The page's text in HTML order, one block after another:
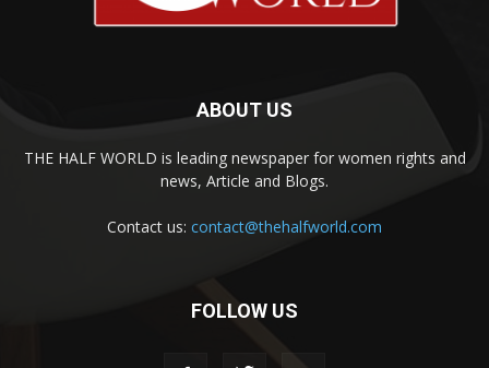
ABOUT US
THE HALF WORLD is leading newspaper for women rights and
news, Article and Blogs.
Contact us: contact@thehalfworld.com
FOLLOW US